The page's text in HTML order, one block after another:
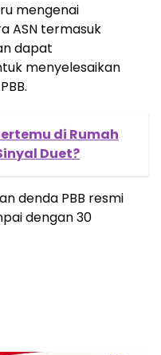
mengenai
ASN termasuk
dapat
menyelesaikan
di Rumah
Duet?
denda PBB resmi
dengan 30